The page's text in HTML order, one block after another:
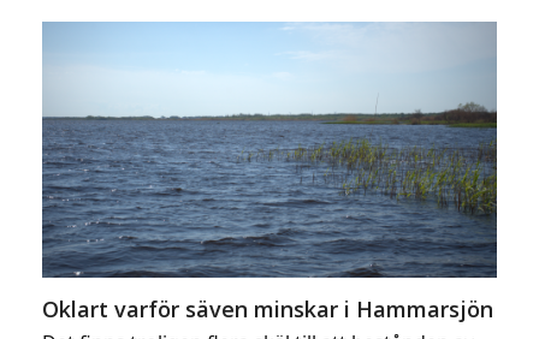
Oklart varför säven minskar i Hammarsjön